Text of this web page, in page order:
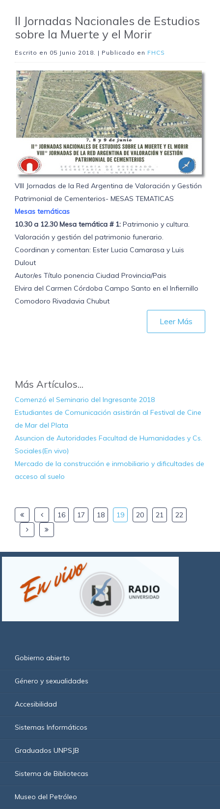
II Jornadas Nacionales de Estudios
sobre la Muerte y el Morir
Escrito en 05 Junio 2018. | Publicado en FHCS
VIII Jornadas de la Red Argentina de Valoración y Gestión
Patrimonial de Cementerios- MESAS TEMATICAS
Mesas temáticas
10.30 a 12.30 Mesa temática # 1: Patrimonio y cultura.
Valoración y gestión del patrimonio funerario.
Coordinan y comentan: Ester Lucia Camarasa y Luis
Dulout
Autor/es Título ponencia Ciudad Provincia/Pais
Elvira del Carmen Córdoba Campo Santo en el Infiernillo
Comodoro Rivadavia Chubut
Leer Más
Más Artículos...
Comenzó el Seminario del Ingresante 2018
Estudiantes de Comunicación asistirán al Festival de Cine
de Mar del Plata
Asuncion de Autoridades Facultad de Humanidades y Cs.
Sociales(En vivo)
Mercado de la construcción e inmobiliario y dificultades de
acceso al suelo
16 17 18 19 20 21 22
Gobierno abierto
Género y sexualidades
Accesibilidad
Sistemas Informáticos
Graduados UNPSJB
Sistema de Bibliotecas
Museo del Petróleo